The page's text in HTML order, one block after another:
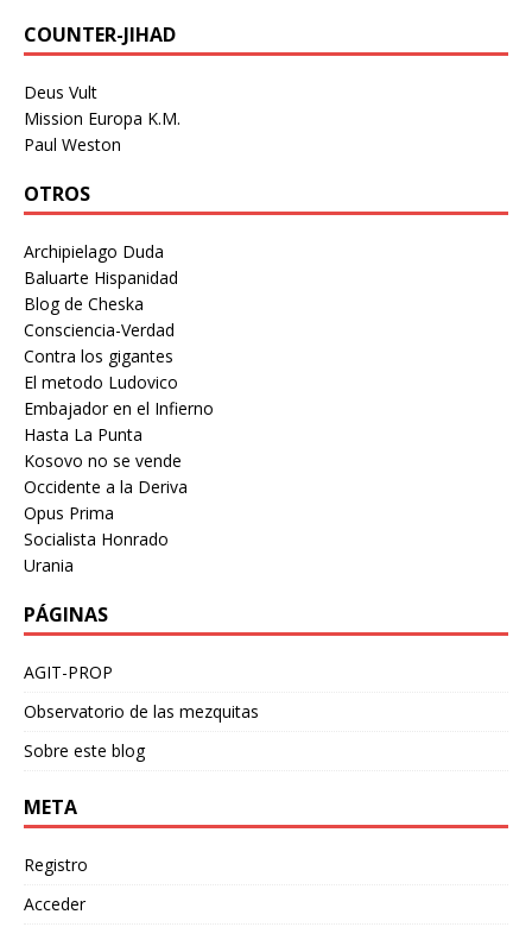
COUNTER-JIHAD
Deus Vult
Mission Europa K.M.
Paul Weston
OTROS
Archipielago Duda
Baluarte Hispanidad
Blog de Cheska
Consciencia-Verdad
Contra los gigantes
El metodo Ludovico
Embajador en el Infierno
Hasta La Punta
Kosovo no se vende
Occidente a la Deriva
Opus Prima
Socialista Honrado
Urania
PÁGINAS
AGIT-PROP
Observatorio de las mezquitas
Sobre este blog
META
Registro
Acceder